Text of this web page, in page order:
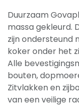
Duurzaam
massa gekleurd.
zijn ondersteund
koker onder het
Alle
bouten,
Zitvlakken en
van een veilige